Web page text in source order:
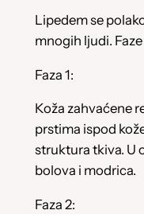
Lipedem se
mnogih ljudi.
Faza 1:
Koža zahvaćene
prstima ispod
struktura tkiva. U
bolova i modrica.
Faza 2: